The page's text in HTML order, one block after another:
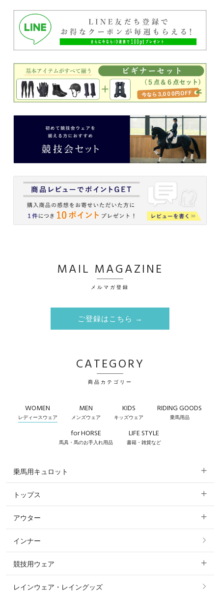
MAIL MAGAZINE
メルマガ登録
ご登録はこちら →
CATEGORY
商品カテゴリー
WOMEN
レディースウェア
MEN
メンズウェア
KIDS
キッズウェア
RIDING GOODS
乗馬用品
for HORSE
馬具・馬のお手入れ用品
LIFE STYLE
書籍・雑貨など
乗馬用キュロット
すべてのキュロット
フルグリップ・尻革 キュロット
ニーグリップ・膝革 キュロット
トップス
すべてのトップス
ポロシャツ
カットソー・Tシャツ・タンクトップ
アウター
すべてのアウター
コート
インナー
競技用ウェア
すべての競技用ウェア
レインウェア・レイングッズ